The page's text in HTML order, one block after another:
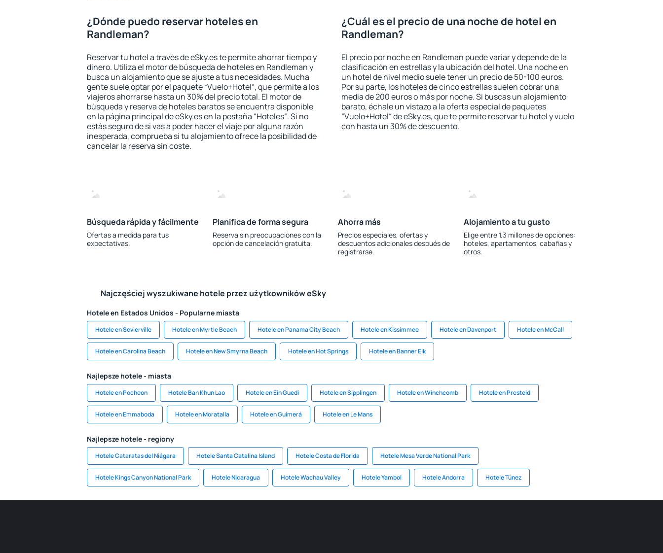
¿Dónde puedo reservar hoteles en
Randleman?
Reservar tu hotel a través de eSky.es te permite ahorrar tiempo y
dinero. Utiliza el motor de búsqueda de hoteles en Randleman y
busca un alojamiento que se ajuste a tus necesidades. Mucha
gente suele optar por el paquete “Vuelo+Hotel“, que permite a los
viajeros ahorrarse hasta un 30% del precio total. El motor de
búsqueda y reserva de hoteles baratos se encuentra disponible
en la página principal de eSky.es en la pestaña “Hoteles“. Si no
estás seguro de si vas a poder hacer el viaje por alguna razón
inesperada, comprueba si tu alojamiento ofrece la posibilidad de
cancelar la reserva sin coste.
¿Cuál es el precio de una noche de hotel en
Randleman?
El precio por noche en Randleman puede variar y depende de la
clasificación en estrellas y la ubicación del hotel. Una noche en
un hotel de nivel medio suele tener un precio de 50-100 euros.
Por su parte, los hoteles de cinco estrellas suelen cobrar una
media de 200 euros o más por noche. Si buscas un alojamiento
barato, échale un vistazo a la oferta especial de paquetes
“Vuelo+Hotel“ de eSky.es, que te permite reservar tu hotel y vuelo
con hasta un 30% de descuento.
Búsqueda rápida y fácilmente
Ofertas a medida para tus
expectativas.
Planifica de forma segura
Reserva sin preocupaciones con la
opción de cancelación gratuita.
Ahorra más
Precios especiales, ofertas y
descuentos adicionales después de
registrarse.
Alojamiento a tu gusto
Elige entre 1.3 millones de opciones:
hoteles, apartamentos, cabañas y
otros.
Najczęściej wyszukiwane hotele przez użytkowników eSky
Hotele en Estados Unidos - Popularne miasta
Hotele en Sevierville Hotele en Myrtle Beach Hotele en Panama City Beach Hotele en Kissimmee Hotele en Davenport Hotele en McCall
Hotele en Carolina Beach Hotele en New Smyrna Beach Hotele en Hot Springs Hotele en Banner Elk
Najlepsze hotele - miasta
Hotele en Pocheon Hotele Ban Khun Lao Hotele en Ein Guedi Hotele en Sipplingen Hotele en Winchcomb Hotele en Presteid
Hotele en Emmaboda Hotele en Moratalla Hotele en Guimerá Hotele en Le Mans
Najlepsze hotele - regiony
Hotele Cataratas del Niágara Hotele Santa Catalina Island Hotele Costa de Florida Hotele Mesa Verde National Park
Hotele Kings Canyon National Park Hotele Nicaragua Hotele Wachau Valley Hotele Yambol Hotele Andorra Hotele Túnez